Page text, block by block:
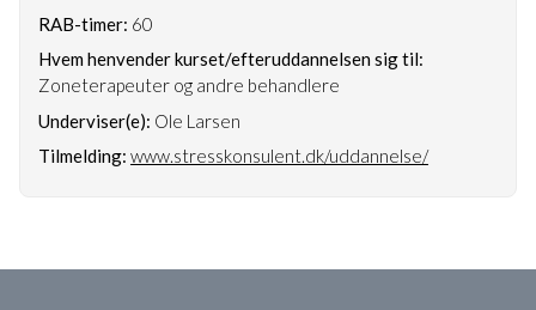
RAB-timer: 60
Hvem henvender kurset/efteruddannelsen sig til:
Zoneterapeuter og andre behandlere
Underviser(e): Ole Larsen
Tilmelding: www.stresskonsulent.dk/uddannelse/